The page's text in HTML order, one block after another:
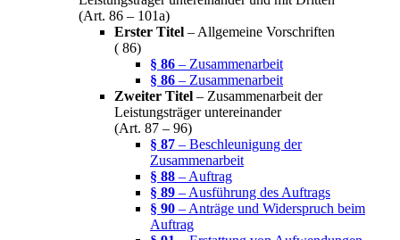
(Art. 86 – 101a)
Erster Titel – Allgemeine Vorschriften
( 86)
§ 86 – Zusammenarbeit
§ 86 – Zusammenarbeit
Zweiter Titel – Zusammenarbeit der
Leistungsträger untereinander
(Art. 87 – 96)
§ 87 – Beschleunigung der
Zusammenarbeit
§ 88 – Auftrag
§ 89 – Ausführung des Auftrags
§ 90 – Anträge und Widerspruch beim
Auftrag